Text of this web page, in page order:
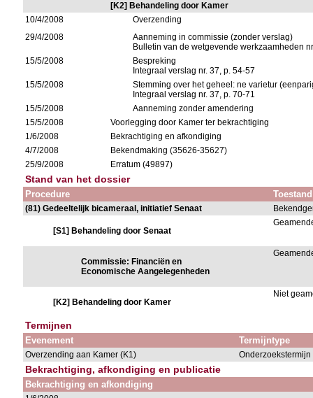
[K2] Behandeling door Kamer
10/4/2008
Overzending
29/4/2008
Aanneming in commissie (zonder verslag)
Bulletin van de wetgevende werkzaamheden
15/5/2008
Bespreking
Integraal verslag nr. 37, p. 54-57
15/5/2008
Stemming over het geheel: ne varietur
Integraal verslag nr. 37, p. 70-71
15/5/2008
Aanneming zonder amendering
15/5/2008
Voorlegging door Kamer ter bekrachtiging
1/6/2008
Bekrachtiging en afkondiging
4/7/2008
Bekendmaking (35626-35627)
25/9/2008
Erratum (49897)
Stand van het dossier
Procedure Toestand
(81) Gedeeltelijk bicameraal, initiatief Senaat
[S1] Behandeling door Senaat
Commissie: Financiën en
Economische Aangelegenheden
[K2] Behandeling door Kamer
Niet
Termijnen
Evenement Termijntype
Overzending aan Kamer (K1) Onderzoekstermijn
Bekrachtiging, afkondiging en publicatie
Bekrachtiging en afkondiging